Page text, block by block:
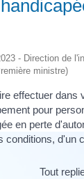
- Direction de
ministre)
effectuer dans
pour
en perte
conditions, d'un
Tout